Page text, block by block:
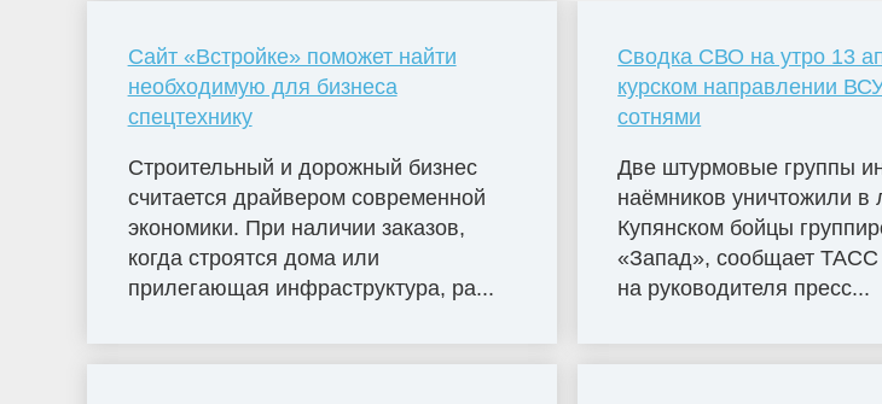
Сайт «Встройке» поможет найти
необходимую для бизнеса
спецтехнику
Строительный и дорожный бизнес
считается драйвером современной
экономики. При наличии заказов,
когда строятся дома или
прилегающая инфраструктура, ра...
Сводка СВО на утро 13
курском направлении
сотнями
Две штурмовые группы
наёмников уничтожили в
Купянском бойцы
«Запад», сообщает ТАСС
на руководителя пресс...